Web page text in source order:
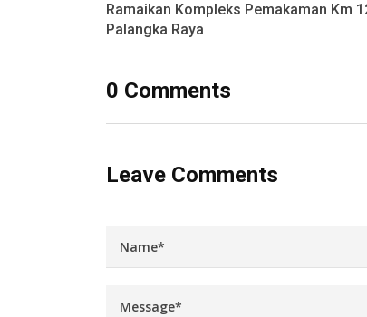
Ramaikan Kompleks Pemakaman Km
Palangka Raya
0 Comments
Leave Comments